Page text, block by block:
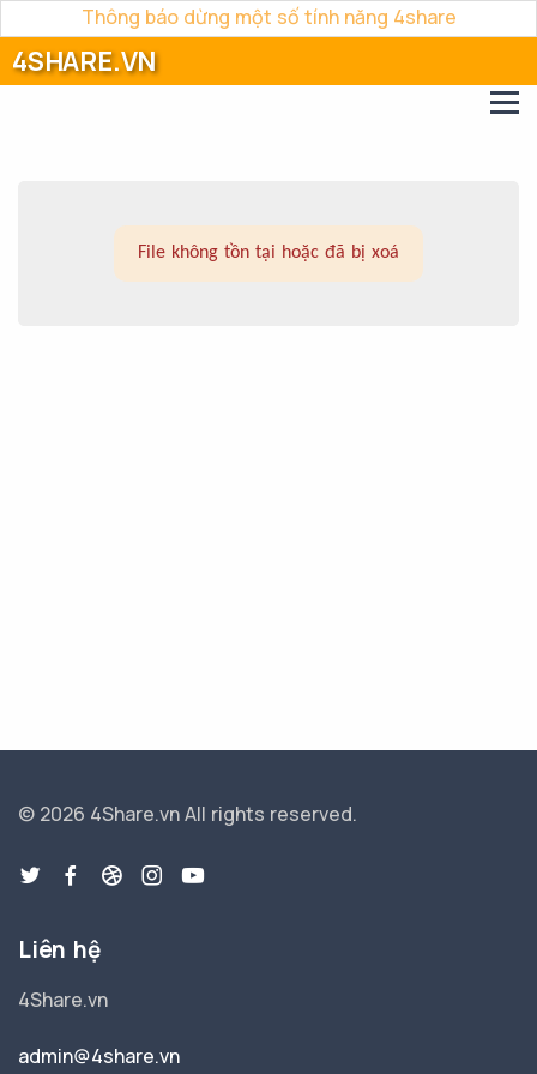
Thông báo dừng một số tính năng 4share
4SHARE.VN
File không tồn tại hoặc đã bị xoá
© 2026 4Share.vnAll rights reserved.
Liên hệ
4Share.vn
admin@4share.vn